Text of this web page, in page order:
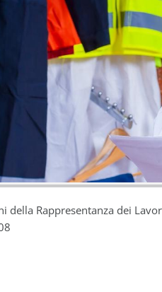
della Rappresentanza dei